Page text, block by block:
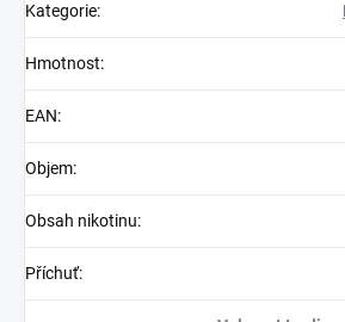
Kategorie:
Hmotnost:
EAN:
Objem:
Obsah nikotinu:
Příchuť: